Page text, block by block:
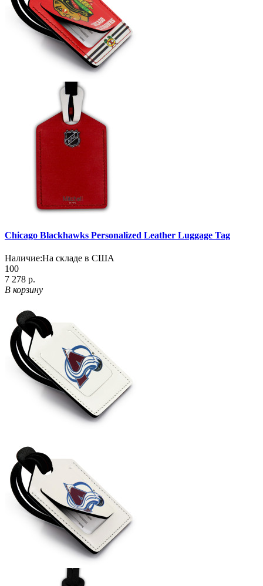
Chicago Blackhawks Personalized Leather Luggage Tag
Наличие:На складе в США
100
7 278 р.
В корзину